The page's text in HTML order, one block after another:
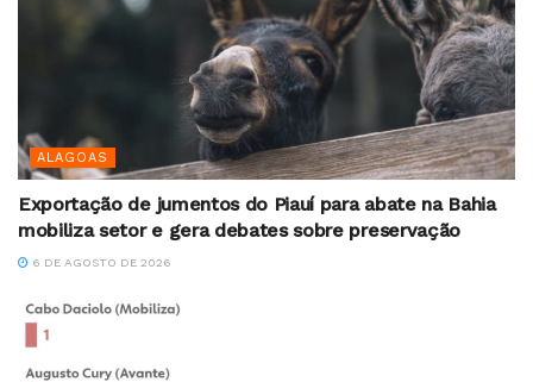
ALAGOAS
Exportação de jumentos do Piauí para abate na Bahia
mobiliza setor e gera debates sobre preservação
6 DE AGOSTO DE 2026